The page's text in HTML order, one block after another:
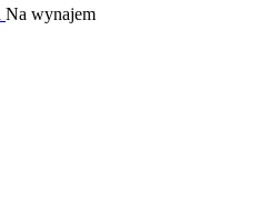
Na wynajem